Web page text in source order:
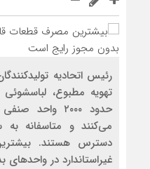
رئیس اتحادیه
تهویه مطبوع،
حدود ۲۰۰۰
می‌کنند و متاسفانه
دسترس هستند.
غیراستاندارد در